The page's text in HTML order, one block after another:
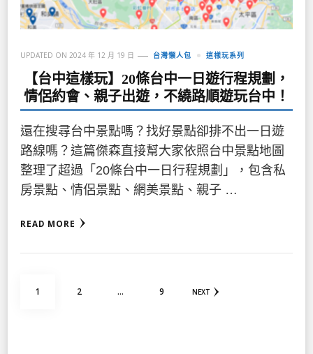
UPDATED ON 2024 年 12 月 19 日 台灣懶人包 這樣玩系列
【台中這樣玩】20條台中一日遊行程規劃，
情侶約會、親子出遊，不繞路順遊玩台中！
還在搜尋台中景點嗎？找好景點卻排不出一日遊
路線嗎？這篇傑森直接幫大家依照台中景點地圖
整理了超過「20條台中一日行程規劃」，包含私
房景點、情侶景點、網美景點、親子 …
READ MORE
PAGE
1 PAGE
2 ... PAGE
9 NEXT